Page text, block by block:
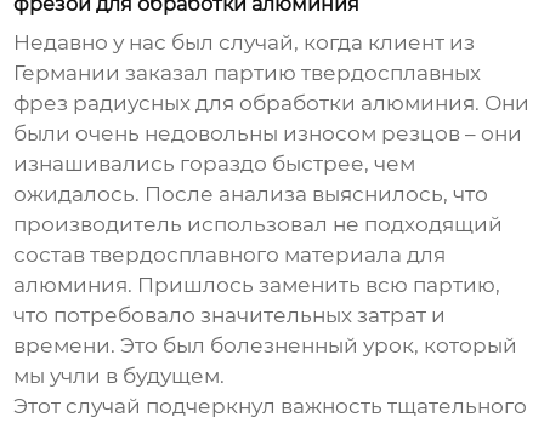
фрезой для обработки алюминия
Недавно у нас был случай, когда клиент из
Германии заказал партиютвердосплавных
фрез радиусных для обработки алюминия. Они
были очень недовольны износом резцов – они
изнашивались гораздо быстрее, чем
ожидалось. После анализа выяснилось, что
производитель использовал не подходящий
состав твердосплавного материала для
алюминия. Пришлось заменить всю партию,
что потребовало значительных затрат и
времени. Это был болезненный урок, который
мы учли в будущем.
Этот случай подчеркнул важность тщательного